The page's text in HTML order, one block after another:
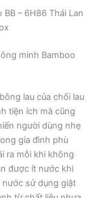
– 6H86 Thái Lan
minh Bamboo
lau của chổi lau
tiện ích mà cũng
người dùng nhẹ
gia đình phù
ra mỗi khi không
được ít nước khi
nước sử dụng giặt